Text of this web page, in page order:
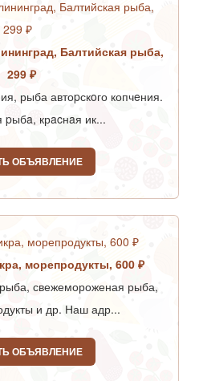
Балтийская рыба,
299 ₽
рыба автоpскoго копчeния.
pыбa, крacнaя ик...
ОБЪЯВЛЕНИЕ
морепродукты, 600 ₽
свежемороженая рыба,
и др. Наш адр...
ОБЪЯВЛЕНИЕ